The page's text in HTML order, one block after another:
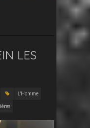
LES
L'Homme